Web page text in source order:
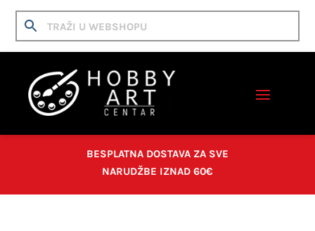
BESPLATNA DOSTAVA ZA SVE
NARUDŽBE IZNAD 60€